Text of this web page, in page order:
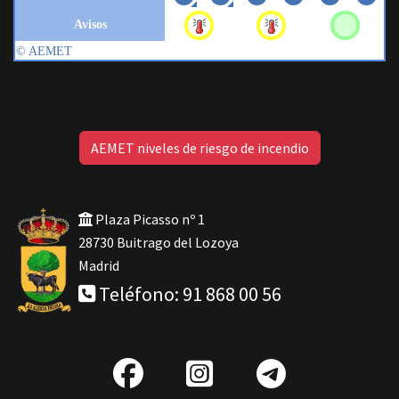
AEMET niveles de riesgo de incendio
Plaza Picasso nº 1
28730 Buitrago del Lozoya
Madrid
Teléfono: 91 868 00 56
fab IG